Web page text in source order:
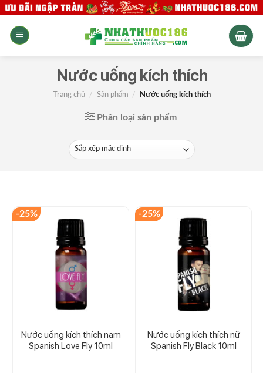
Skip
content
Nước uống kích thích
Trang chủ / Sản phẩm / Nước uống kích thích
Phân loại sản phẩm
-25%
Nước uống kích thích nam
Spanish Love Fly 10ml
-25%
Nước uống kích thích nữ
Spanish Fly Black 10ml